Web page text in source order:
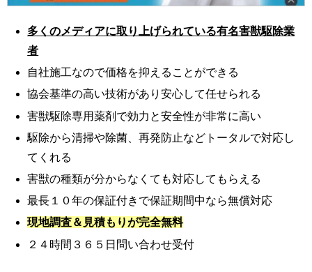
多くのメディアに取り上げられている有名害獣駆除業
者
自社施工なので価格を抑えることができる
協会基準の高い技術があり安心して任せられる
害獣駆除専用薬剤で効力と安全性が非常に高い
駆除から清掃や除菌、再発防止などトータルで対応し
てくれる
害獣の種類が分からなくても対応してもらえる
最長１０年の保証付きで保証期間中なら無償対応
現地調査＆見積もりが完全無料
２４時間３６５日問い合わせ受付